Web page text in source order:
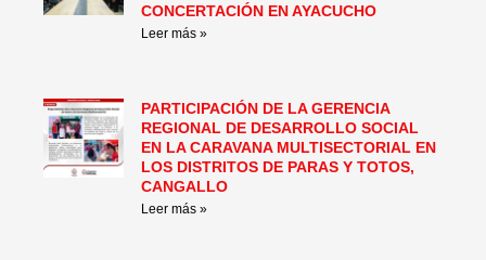
CONCERTACIÓN EN AYACUCHO
Leer más »
PARTICIPACIÓN DE LA GERENCIA
REGIONAL DE DESARROLLO SOCIAL
EN LA CARAVANA MULTISECTORIAL EN
LOS DISTRITOS DE PARAS Y TOTOS,
CANGALLO
Leer más »